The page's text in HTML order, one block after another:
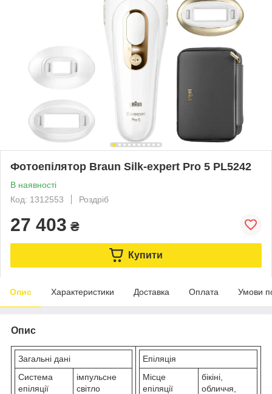
Фотоепілятор Braun Silk-expert Pro 5 PL5242
В наявності
Код: 1312553
Роздріб
27 403 ₴
Купити
Опис Характеристики Доставка Оплата Умови
Опис
Загальні дані
Система
епіляції
імпульсне
світло
Епіляція
Місце
епіляції
бікіні,
обличчя,